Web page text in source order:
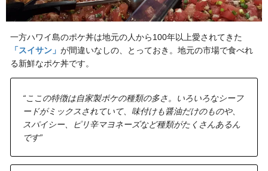
一方ハワイ島のポケ丼は地元の人から100年以上愛されてきた
「スイサン」 が間違いなしの、とっておき。地元の市場で食べれ
る新鮮なポケ丼です。
“ここの特徴は自家製ポケの種類の多さ。いろいろなシーフ
ードがミックスされていて、味付けも醤油だけのものや、
スパイシー、ピリ辛マヨネーズなど種類がたくさんあるん
です”